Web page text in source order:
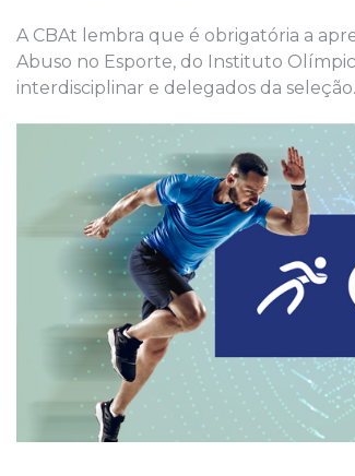
A CBAt lembra que é obrigatória a
Abuso no Esporte, do Instituto
interdisciplinar e delegados da seleção.